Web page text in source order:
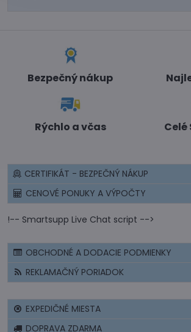
Bezpečný nákup
Rýchlo a včas Celé
CERTIFIKÁT - BEZPEČNÝ NÁKUP
CENOVÉ PONUKY A VÝPOČTY
!-- Smartsupp Live Chat script -->
OBCHODNÉ A DODACIE PODMIENKY
REKLAMAČNÝ PORIADOK
EXPEDIČNÉ MIESTA
DOPRAVA ZDARMA